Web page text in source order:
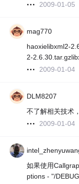
2009-01-05
mag770
haoxielibxml2-
2-
2009-01-04
DLM8207
不了解相关技术
2009-01-04
如果使用
ptions - "/